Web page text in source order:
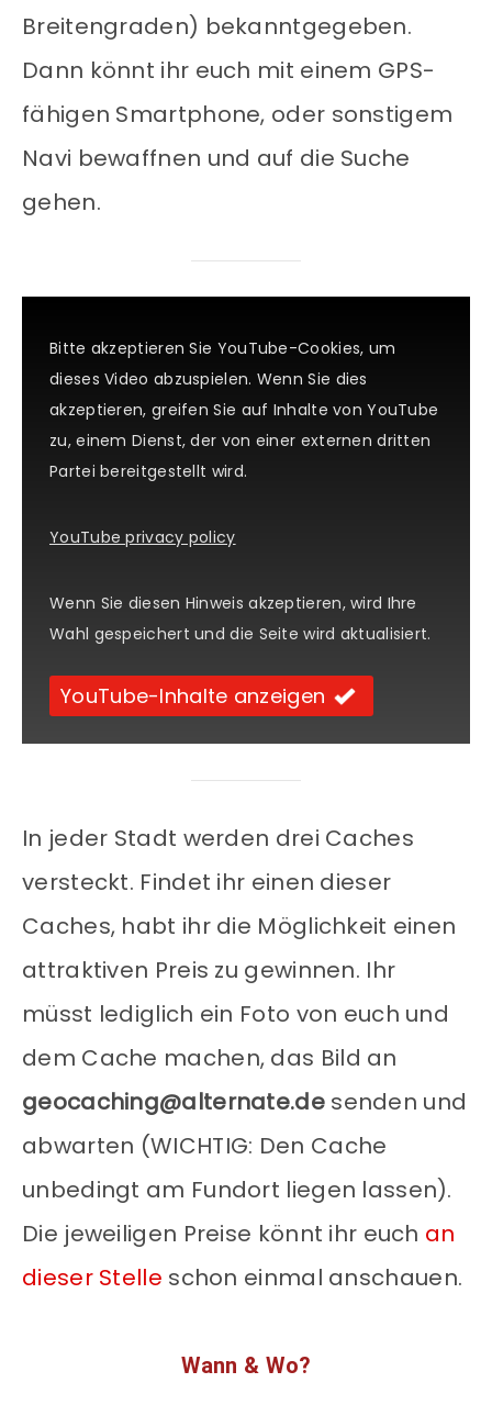
Breitengraden) bekanntgegeben.
Dann könnt ihr euch mit einem GPS-
fähigen Smartphone, oder sonstigem
Navi bewaffnen und auf die Suche
gehen.
Bitte akzeptieren Sie YouTube-Cookies, um
dieses Video abzuspielen. Wenn Sie dies
akzeptieren, greifen Sie auf Inhalte von YouTube
zu, einem Dienst, der von einer externen dritten
Partei bereitgestellt wird.
YouTube privacy policy
Wenn Sie diesen Hinweis akzeptieren, wird Ihre
Wahl gespeichert und die Seite wird aktualisiert.
YouTube-Inhalte anzeigen
In jeder Stadt werden drei Caches
versteckt. Findet ihr einen dieser
Caches, habt ihr die Möglichkeit einen
attraktiven Preis zu gewinnen. Ihr
müsst lediglich ein Foto von euch und
dem Cache machen, das Bild an
geocaching@alternate.desenden und
abwarten (WICHTIG: Den Cache
unbedingt am Fundort liegen lassen).
Die jeweiligen Preise könnt ihr euch an
dieser Stelle schon einmal anschauen.
Wann & Wo?